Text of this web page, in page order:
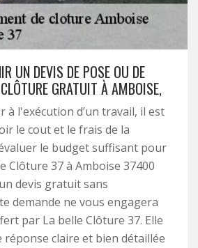
UN DEVIS DE POSE OU DE
GRATUIT À AMBOISE,
à l'exécution d’un travail, il est
le cout et le frais de la
le budget suffisant pour
Clôture 37 à Amboise 37400
devis gratuit sans
demande ne vous engagera
par La belle Clôture 37. Elle
claire et bien détaillée